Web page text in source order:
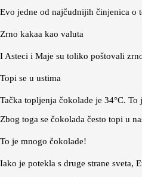
Evo jedne od najčudnijih činjenica o
Zrno kakaa kao valuta
I Asteci i Maje su toliko poštovali
Topi se u ustima
Tačka topljenja čokolade je 34°C.
Zbog toga se čokolada često topi u
To je mnogo čokolade!
Iako je potekla s druge strane sveta,